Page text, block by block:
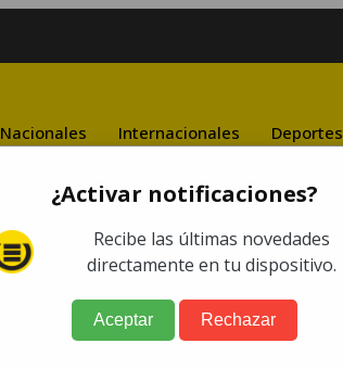
Nacionales Internacionales Deportes
¿Activar notificaciones?
Recibe las últimas novedades
directamente en tu dispositivo.
Aceptar Rechazar